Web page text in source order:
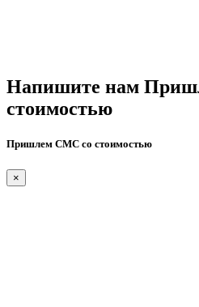
Напишите нам
стоимостью
Пришлем СМС со стоимостью
×